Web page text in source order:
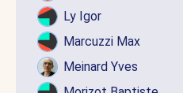
Ly Igor
Marcuzzi Max
Meinard Yves